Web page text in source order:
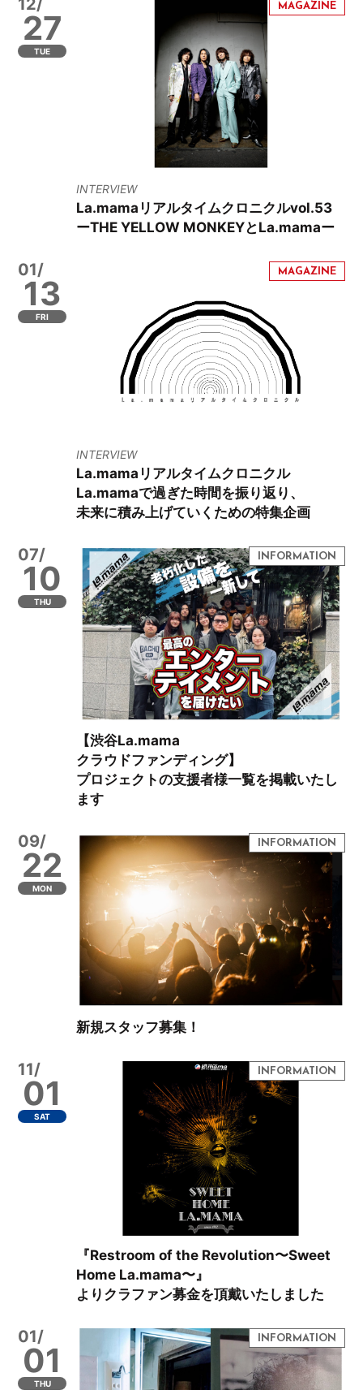
12/
27
TUE
INTERVIEW
La.mamaリアルタイムクロニクルvol.53
ーTHE YELLOW MONKEYとLa.mamaー
01/
13
FRI
INTERVIEW
La.mamaリアルタイムクロニクル
La.mamaで過ぎた時間を振り返り、
未来に積み上げていくための特集企画
07/
10
THU
【渋谷La.mama
クラウドファンディング】
プロジェクトの支援者様一覧を掲載いたし
ます
09/
22
MON
新規スタッフ募集！
11/
01
SAT
『Restroom of the Revolution〜Sweet
Home La.mama〜』
よりクラファン募金を頂戴いたしました
01/
01
THU